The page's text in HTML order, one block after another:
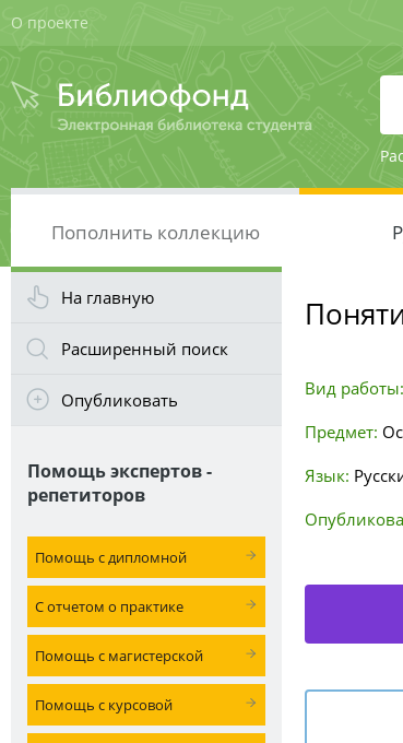
О проекте
Пополнить коллекцию
На главную
Расширенный поиск
Опубликовать
Помощь экспертов -
репетиторов
Помощь с дипломной
С отчетом о практике
Помощь с магистерской
Помощь с курсовой
Вид работы:
Предмет:
Язык: